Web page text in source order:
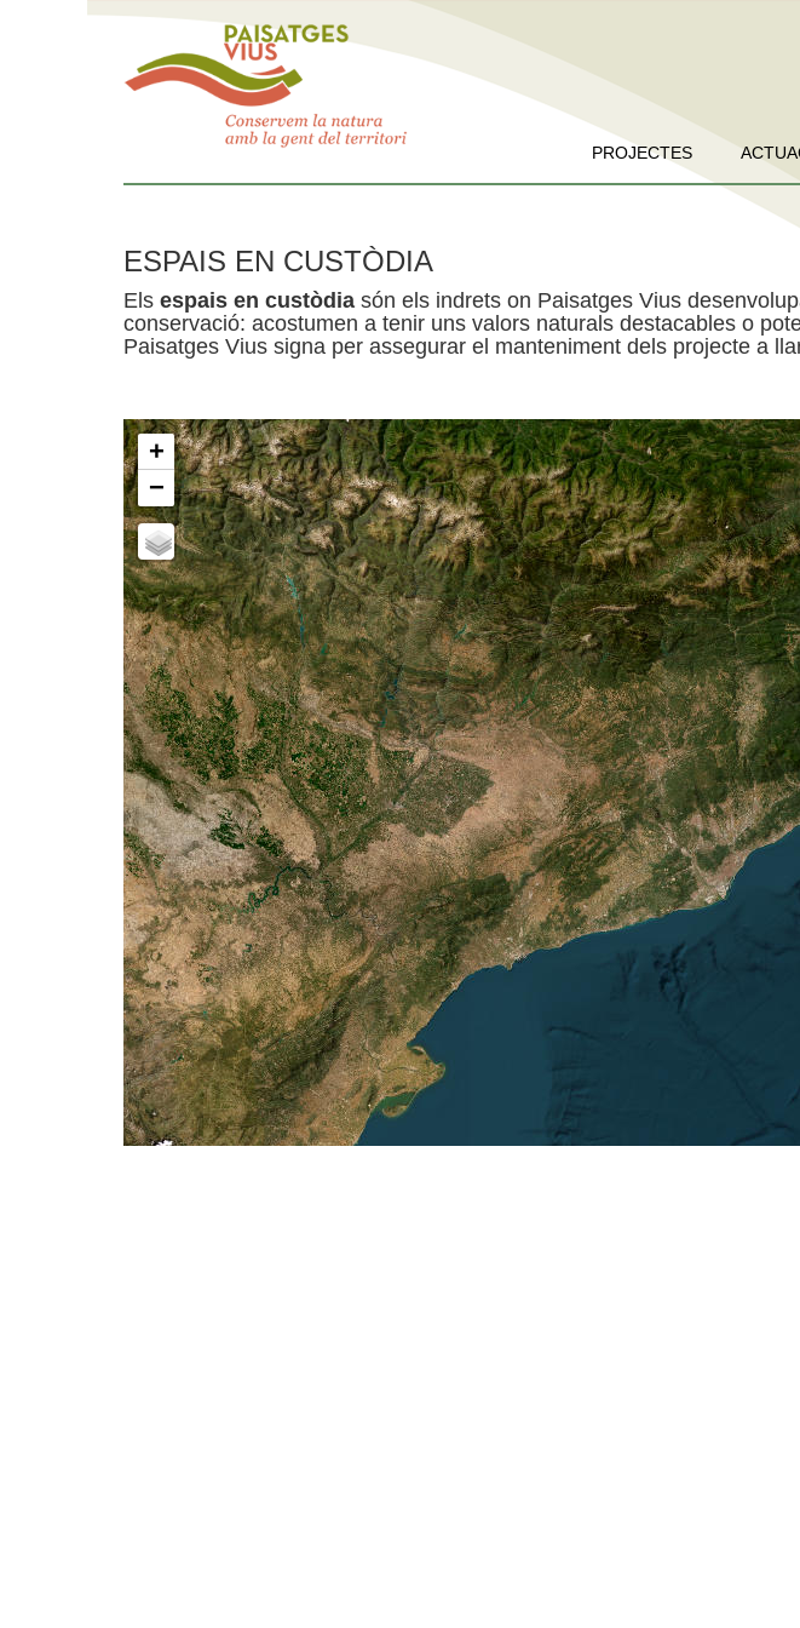
PROJECTES
ESPAIS EN CUSTÒDIA
Els espais en custòdia són els indrets on Paisatges Vius
conservació: acostumen a tenir uns valors naturals destacables o
Paisatges Vius signa per assegurar el manteniment dels projecte a
+
−